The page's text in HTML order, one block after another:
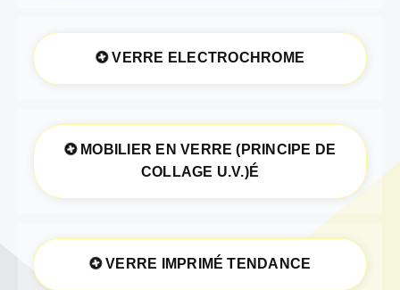
VERRE ELECTROCHROME
MOBILIER EN VERRE (PRINCIPE DE
COLLAGE U.V.)É
VERRE IMPRIMÉ TENDANCE